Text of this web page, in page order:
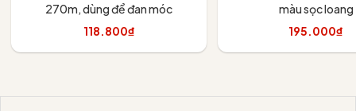
270m, dùng để đan móc
118.800₫
màu sọc loang
195.000₫